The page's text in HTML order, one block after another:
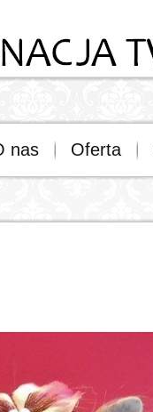
nas Oferta